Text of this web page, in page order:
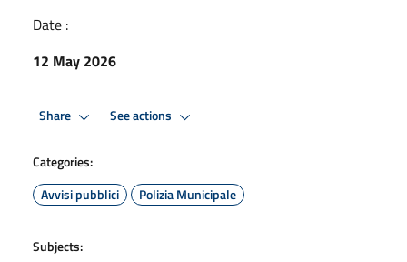
Date :
12 May 2026
Share See actions
Categories:
Avvisi pubblici
Polizia Municipale
Subjects: